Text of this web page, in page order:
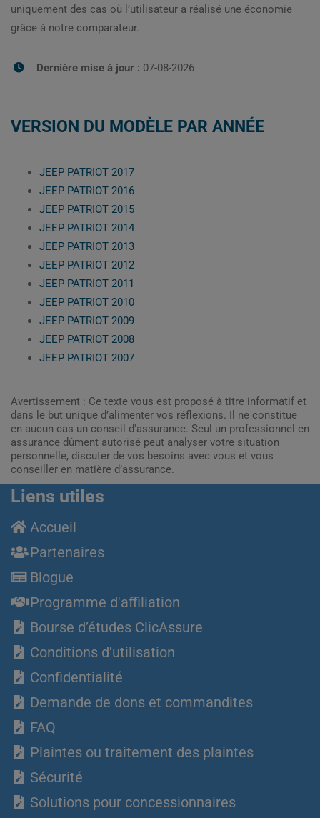
uniquement des cas où l’utilisateur a réalisé une économie
grâce à notre comparateur.
Dernière mise à jour : 07-08-2026
VERSION DU MODÈLE PAR ANNÉE
JEEP PATRIOT 2017
JEEP PATRIOT 2016
JEEP PATRIOT 2015
JEEP PATRIOT 2014
JEEP PATRIOT 2013
JEEP PATRIOT 2012
JEEP PATRIOT 2011
JEEP PATRIOT 2010
JEEP PATRIOT 2009
JEEP PATRIOT 2008
JEEP PATRIOT 2007
Avertissement : Ce texte vous est proposé à titre informatif et
dans le but unique d’alimenter vos réflexions. Il ne constitue
en aucun cas un conseil d'assurance. Seul un professionnel en
assurance dûment autorisé peut analyser votre situation
personnelle, discuter de vos besoins avec vous et vous
conseiller en matière d’assurance.
Liens utiles
Accueil
Partenaires
Blogue
Programme d'affiliation
Bourse d’études ClicAssure
Conditions d'utilisation
Confidentialité
Demande de dons et commandites
FAQ
Plaintes ou traitement des plaintes
Sécurité
Solutions pour concessionnaires